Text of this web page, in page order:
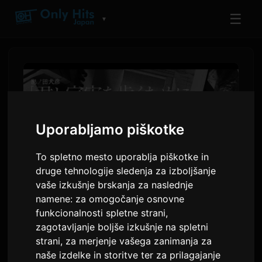
Uporabljamo piškotke
To spletno mesto uporablja piškotke in
druge tehnologije sledenja za izboljšanje
vaše izkušnje brskanja za naslednje
namene: za omogočanje osnovne
funkcionalnosti spletne strani,
zagotavljanje boljše izkušnje na spletni
strani, za merjenje vašega zanimanja za
naše izdelke in storitve ter za prilagajanje
▼ ☰
Manga 'Kimi to Uchuu wo
Aruku Tame ni' izda
sodelovalni videospot z